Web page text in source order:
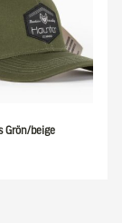
Grön/beige